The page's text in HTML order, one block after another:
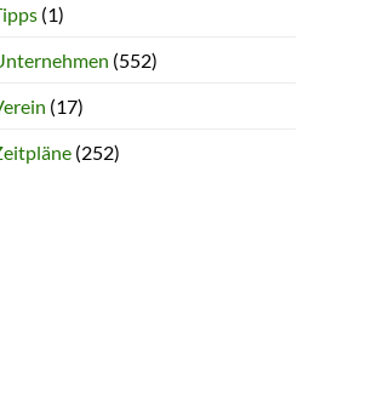
(1)
(552)
(17)
(252)